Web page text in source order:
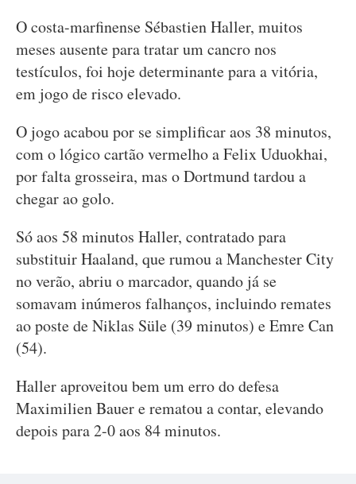
O costa-marfinense Sébastien Haller, muitos
meses ausente para tratar um cancro nos
testículos, foi hoje determinante para a vitória,
em jogo de risco elevado.
O jogo acabou por se simplificar aos 38 minutos,
com o lógico cartão vermelho a Felix Uduokhai,
por falta grosseira, mas o Dortmund tardou a
chegar ao golo.
Só aos 58 minutos Haller, contratado para
substituir Haaland, que rumou a Manchester City
no verão, abriu o marcador, quando já se
somavam inúmeros falhanços, incluindo remates
ao poste de Niklas Süle (39 minutos) e Emre Can
(54).
Haller aproveitou bem um erro do defesa
Maximilien Bauer e rematou a contar, elevando
depois para 2-0 aos 84 minutos.